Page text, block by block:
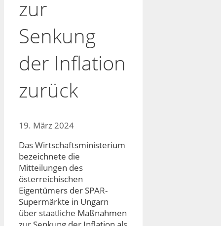
zur
Senkung
der Inflation
zurück
19. März 2024
Das Wirtschaftsministerium
bezeichnete die
Mitteilungen des
österreichischen
Eigentümers der SPAR-
Supermärkte in Ungarn
über staatliche Maßnahmen